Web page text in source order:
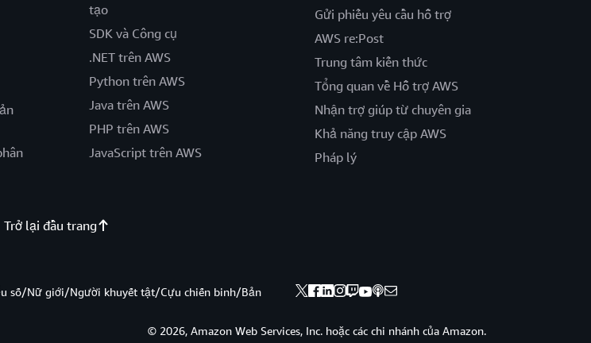
tạo
SDK và Công cụ
.NET trên AWS
Python trên AWS
Java trên AWS
PHP trên AWS
JavaScript trên AWS
Gửi phiếu yêu cầu hỗ trợ
AWS re:Post
Trung tâm kiến thức
Tổng quan về Hỗ trợ AWS
Nhận trợ giúp từ chuyên gia
Khả năng truy cập AWS
Pháp lý
Trở lại đầu trang
số/Nữ giới/Người khuyết tật/Cựu chiến binh/Bản
© 2026, Amazon Web Services, Inc. hoặc các chi nhánh của Amazon.